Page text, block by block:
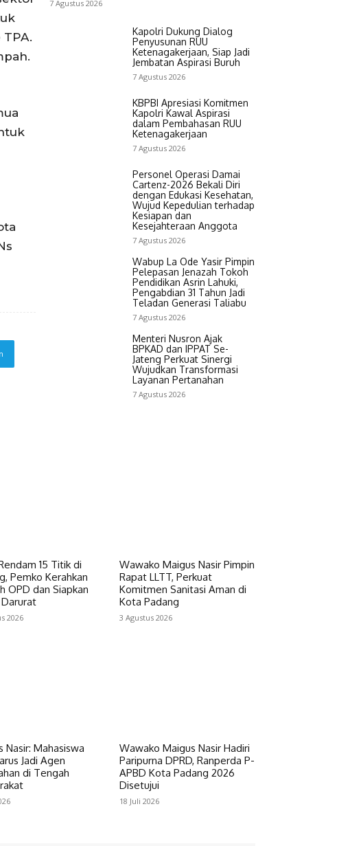
7 Agustus 2026
Kapolri Dukung Dialog
Penyusunan RUU
Ketenagakerjaan, Siap Jadi
Jembatan Aspirasi Buruh
7 Agustus 2026
KBPBI Apresiasi Komitmen
Kapolri Kawal Aspirasi
dalam Pembahasan RUU
Ketenagakerjaan
7 Agustus 2026
Personel Operasi Damai
Cartenz-2026 Bekali Diri
dengan Edukasi Kesehatan,
Wujud Kepedulian terhadap
Kesiapan dan
Kesejahteraan Anggota
7 Agustus 2026
Wabup La Ode Yasir Pimpin
Pelepasan Jenazah Tokoh
Pendidikan Asrin Lahuki,
Pengabdian 31 Tahun Jadi
Teladan Generasi Taliabu
7 Agustus 2026
Menteri Nusron Ajak
BPKAD dan IPPAT Se-
Jateng Perkuat Sinergi
Wujudkan Transformasi
Layanan Pertanahan
7 Agustus 2026
15 Titik di
Pemko Kerahkan
OPD dan Siapkan
2026
Wawako Maigus Nasir Pimpin
Rapat LLTT, Perkuat
Komitmen Sanitasi Aman di
Kota Padang
3 Agustus 2026
Nasir: Mahasiswa
Jadi Agen
di Tengah
Wawako Maigus Nasir Hadiri
Paripurna DPRD, Ranperda P-
APBD Kota Padang 2026
Disetujui
18 Juli 2026